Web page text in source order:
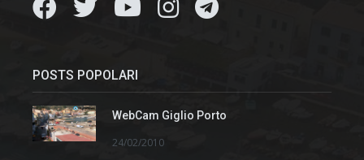
POSTS POPOLARI
WebCam Giglio Porto
24/02/2010